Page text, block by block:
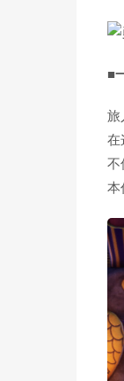
■
旅
在
不
本